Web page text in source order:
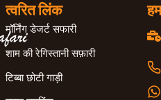
त्वरित लिंक
मॉर्निंग डेजर्ट सफारी
शाम की रेगिस्तानी सफ़ारी
टिब्बा छोटी गाड़ी